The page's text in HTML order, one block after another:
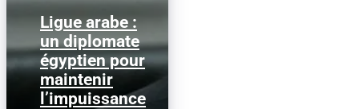
Ligue arabe :
un diplomate
égyptien pour
maintenir
l’impuissance
Nabil Fahmy, ancien
ministre égyptien des
Affaires étrangères, a
été désigné secrétaire
général de...